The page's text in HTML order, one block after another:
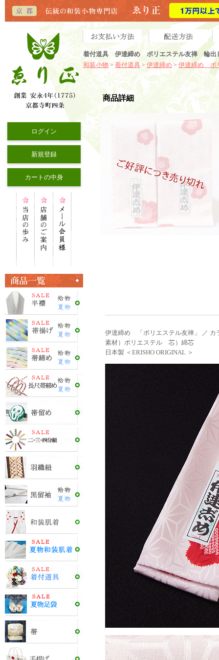
着付道具 伊達締め ポリエステル友禅 輪出
和装小物 > 着付道具 > 伊達締め> 伊達締め ポ
ログイン
新規登録
カートの中身
商品詳細
伊達締め 「ポリエステル友禅」 ／ カ
素材）ポリエステル 芯）綿芯
日本製 ＜ERISHO ORIGINAL ＞